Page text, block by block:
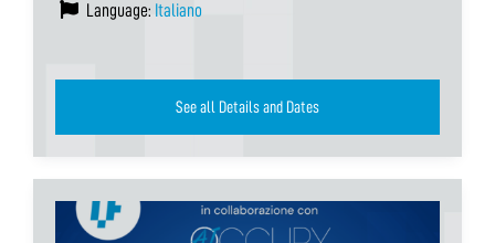
Language: Italiano
See all Details and Dates